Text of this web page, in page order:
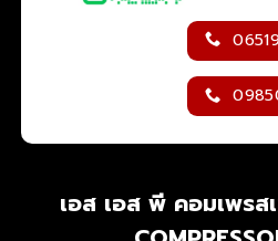
เอส เอส พี คอมเพรส